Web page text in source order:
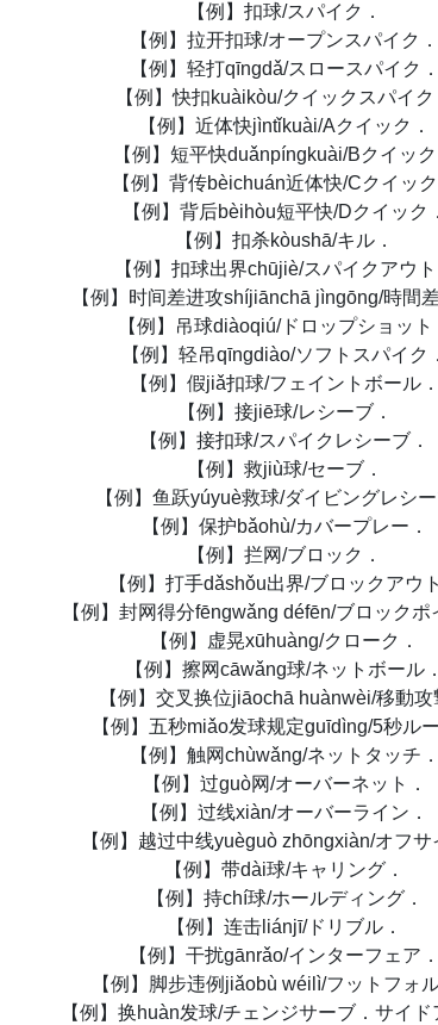
【例】扣球/スパイク．
【例】拉开扣球/オープンスパイク．
【例】轻打qīngdǎ/スロースパイク．
【例】快扣kuàikòu/クイックスパイク
【例】近体快jìntǐkuài/Aクイック．
【例】短平快duǎnpíngkuài/Bクイック
【例】背传bèichuán近体快/Cクイック
【例】背后bèihòu短平快/Dクイック．
【例】扣杀kòushā/キル．
【例】扣球出界chūjiè/スパイクアウト
【例】时间差进攻shíjiānchā jìngōng/時間
【例】吊球diàoqiú/ドロップショット
【例】轻吊qīngdiào/ソフトスパイク．
【例】假jiǎ扣球/フェイントボール．
【例】接jiē球/レシーブ．
【例】接扣球/スパイクレシーブ．
【例】救jiù球/セーブ．
【例】鱼跃yúyuè救球/ダイビングレシー
【例】保护bǎohù/カバープレー．
【例】拦网/ブロック．
【例】打手dǎshǒu出界/ブロックアウ
【例】封网得分fēngwǎng défēn/ブロックポ
【例】虚晃xūhuàng/クローク．
【例】擦网cāwǎng球/ネットボール．
【例】交叉换位jiāochā huànwèi/移動攻
【例】五秒miǎo发球规定guīdìng/5秒ルー
【例】触网chùwǎng/ネットタッチ．
【例】过guò网/オーバーネット．
【例】过线xiàn/オーバーライン．
【例】越过中线yuèguò zhōngxiàn/オフサ
【例】带dài球/キャリング．
【例】持chí球/ホールディング．
【例】连击liánjī/ドリブル．
【例】干扰gānrǎo/インターフェア．
【例】脚步违例jiǎobù wéilì/フットフォル
【例】换huàn发球/チェンジサーブ．サイド